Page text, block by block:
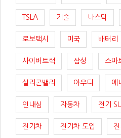
TSLA 기술 나스닥
로보택시 미국 배터리
사이버트럭 삼성 스마
실리콘밸리 아우디 에
인내심 자동차 전기
전기차 전기차 도입